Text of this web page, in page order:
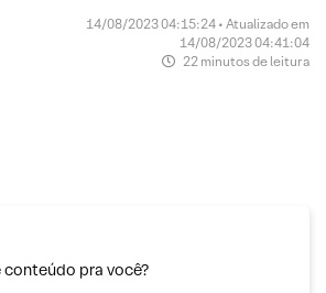
14/08/2023 04:15:24 • Atualizado em
14/08/2023 04:41:04
22 minutos de leitura
pra você?